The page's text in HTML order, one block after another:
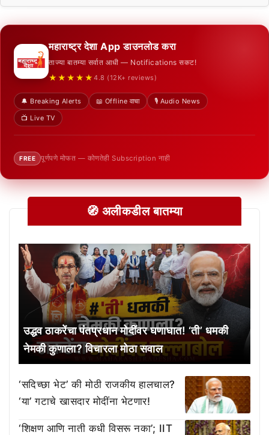
महाराष्ट्र देशा App डाउनलोड करा
ताज्या बातम्या सर्वात आधी — Notifications सकट!
★★★★★ 4.8 (12K+ reviews)
🔔 Breaking Alerts 📖 Offline वाचा
🎙️ Audio News
📺 Live TV
FREE पूर्णपणे मोफत — कोणतेही Subscription नाही
🧭 अलीकडील बातम्या
उद्धव ठाकरेंचा पंतप्रधान मोदींवर घणाघात! ‘ती’ धमकी
नेमकी कुणाला? विचारला मोठा सवाल
‘सदिच्छा भेट’ की मोठी राजकीय हालचाल?
‘या’ गटाचे खासदार मोदींना भेटणार!
‘शिक्षण आणि नाती कधी विसरू नका’; IIT